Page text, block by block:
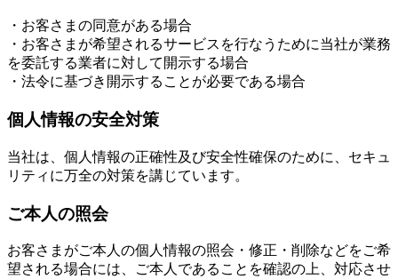
・お客さまの同意がある場合
・お客さまが希望されるサービスを行なうために当社が業務
を委託する業者に対して開示する場合
・法令に基づき開示することが必要である場合
個人情報の安全対策
当社は、個人情報の正確性及び安全性確保のために、セキュ
リティに万全の対策を講じています。
ご本人の照会
お客さまがご本人の個人情報の照会・修正・削除などをご希
望される場合には、ご本人であることを確認の上、対応させ